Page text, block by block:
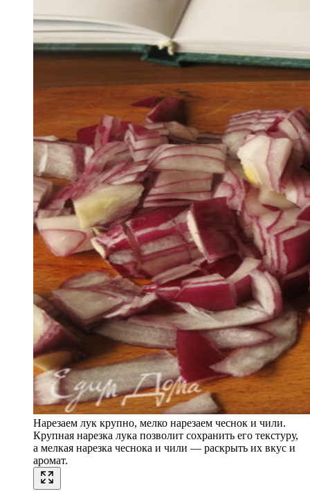
Нарезаем лук крупно, мелко нарезаем чеснок и чили.
Крупная нарезка лука позволит сохранить его текстуру,
а мелкая нарезка чеснока и чили — раскрыть их вкус и
аромат.